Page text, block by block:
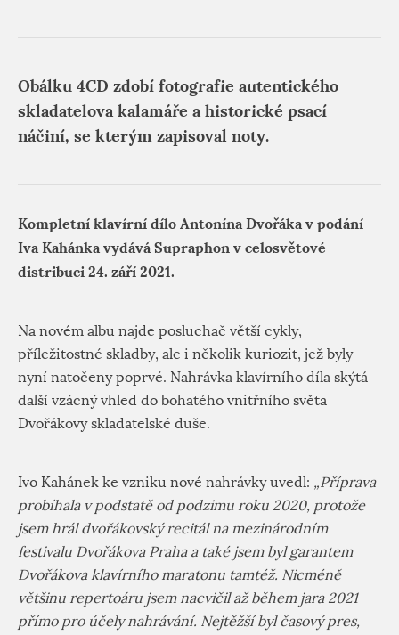
Obálku 4CD zdobí fotografie autentického
skladatelova kalamáře a historické psací
náčiní, se kterým zapisoval noty.
Kompletní klavírní dílo Antonína Dvořáka v podání
Iva Kahánka vydává Supraphon v celosvětové
distribuci 24. září 2021.
Na novém albu najde posluchač větší cykly,
příležitostné skladby, ale i několik kuriozit, jež byly
nyní natočeny poprvé. Nahrávka klavírního díla skýtá
další vzácný vhled do bohatého vnitřního světa
Dvořákovy skladatelské duše.
Ivo Kahánek ke vzniku nové nahrávky uvedl: „Příprava
probíhala v podstatě od podzimu roku 2020, protože
jsem hrál dvořákovský recitál na mezinárodním
festivalu Dvořákova Praha a také jsem byl garantem
Dvořákova klavírního maratonu tamtéž. Nicméně
většinu repertoáru jsem nacvičil až během jara 2021
přímo pro účely nahrávání. Nejtěžší byl časový pres,